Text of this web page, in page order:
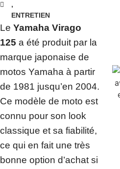
,
ENTRETIEN
Le Yamaha Virago
125 a été produit par la
marque japonaise de
motos Yamaha à partir
de 1981 jusqu’en 2004.
Ce modèle de moto est
connu pour son look
classique et sa fiabilité,
ce qui en fait une très
bonne option d’achat si